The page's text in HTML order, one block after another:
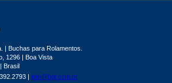
| Buchas para Rolamentos.
1296 | Boa Vista
Brasil
| info@bgl.com.br